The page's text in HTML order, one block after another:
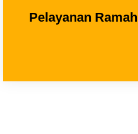
Pelayanan Ramah